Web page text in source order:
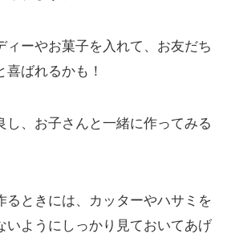
ィーやお菓子を入れて、お友だち
ばれるかも！
し、お子さんと一緒に作ってみる
るときには、カッターやハサミを
いようにしっかり見ておいてあげ